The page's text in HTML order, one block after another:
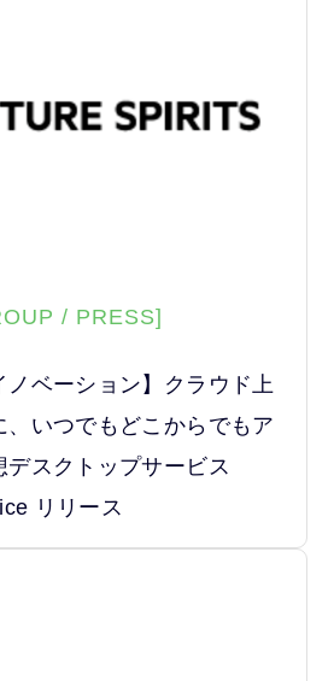
/ PRESS]
ノベーション】クラウド上
、いつでもどこからでもア
デスクトップサービス
リリース